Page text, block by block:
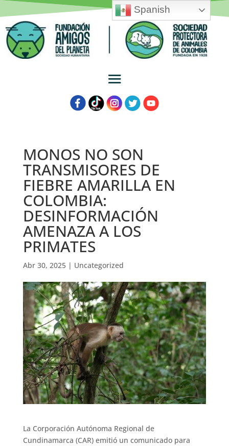
MONOS NO SON
TRANSMISORES DE
FIEBRE AMARILLA EN
COLOMBIA:
DESINFORMACIÓN
AMENAZA A LOS
PRIMATES
Abr 30, 2025| Uncategorized
La Corporación Autónoma Regional de
Cundinamarca (CAR) emitió un comunicado para
Spanish